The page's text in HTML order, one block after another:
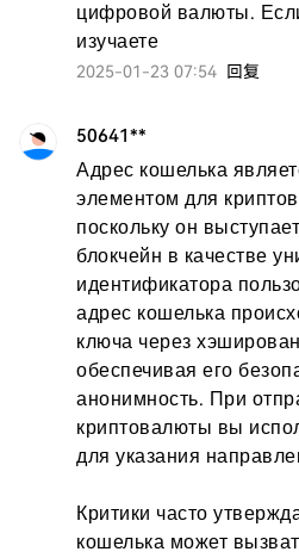
цифровой валюты.
изучаете
2025-01-23 07:54 回复
50641**
Адрес кошелька
элементом для
поскольку он
блокчейн в качестве
идентификатора
адрес кошелька
ключа через
обеспечивая его
анонимность. При
криптовалюты вы
для указания
Критики часто
кошелька может